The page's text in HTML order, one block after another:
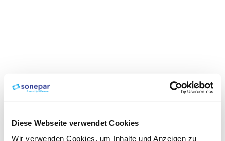
Diese Webseite verwendet Cookies
Wir verwenden Cookies, um Inhalte und Anzeigen zu